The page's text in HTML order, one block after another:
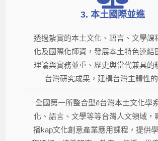
3. 本土國際並進
透過紮實的本土文化、語言、文學課
化及國際化師資，發展本土特色連結
理論與實務並重、歷史與當代兼具的
台灣研究成果，建構台灣主體性的
全國第一所整合型ê台灣本土文化學
化、語言、文學等等台灣人文領域，
播kap文化創意產業應用課程，提供